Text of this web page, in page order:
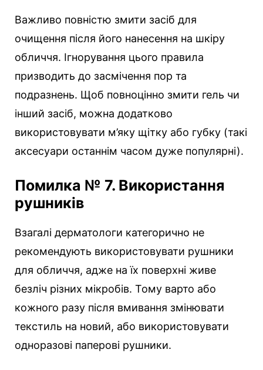
Важливо повністю змити засіб для
очищення після його нанесення на шкіру
обличчя. Ігнорування цього правила
призводить до засмічення пор та
подразнень. Щоб повноцінно змити гель чи
інший засіб, можна додатково
використовувати м’яку щітку або губку (такі
аксесуари останнім часом дуже популярні).
Помилка № 7. Використання
рушників
Взагалі дерматологи категорично не
рекомендують використовувати рушники
для обличчя, адже на їх поверхні живе
безліч різних мікробів. Тому варто або
кожного разу після вмивання змінювати
текстиль на новий, або використовувати
одноразові паперові рушники.